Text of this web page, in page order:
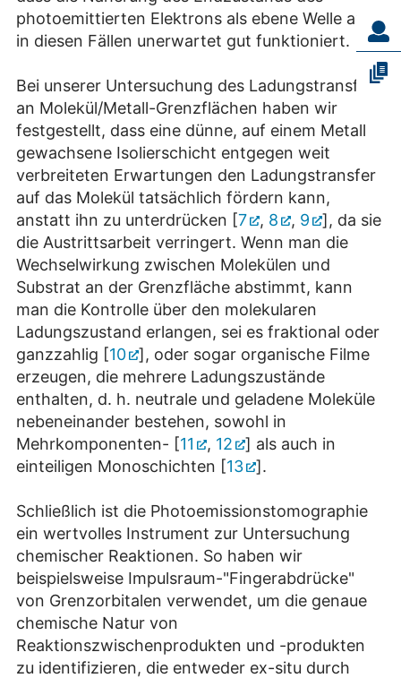
photoemittierten Elektrons als ebene Welle auch
in diesen Fällen unerwartet gut funktioniert.
Bei unserer Untersuchung des Ladungstransfers
an Molekül/Metall-Grenzflächen haben wir
festgestellt, dass eine dünne, auf einem Metall
gewachsene Isolierschicht entgegen weit
verbreiteten Erwartungen den Ladungstransfer
auf das Molekül tatsächlich fördern kann,
anstatt ihn zu unterdrücken [7 , 8 , 9
], da sie
die Austrittsarbeit verringert. Wenn man die
Wechselwirkung zwischen Molekülen und
Substrat an der Grenzfläche abstimmt, kann
man die Kontrolle über den molekularen
Ladungszustand erlangen, sei es fraktional oder
ganzzahlig [10
], oder sogar organische Filme
erzeugen, die mehrere Ladungszustände
enthalten, d. h. neutrale und geladene Moleküle
nebeneinander bestehen, sowohl in
Mehrkomponenten- [11 , 12
] als auch in
einteiligen Monoschichten [13 ].
Schließlich ist die Photoemissionstomographie
ein wertvolles Instrument zur Untersuchung
chemischer Reaktionen. So haben wir
beispielsweise Impulsraum-"Fingerabdrücke"
von Grenzorbitalen verwendet, um die genaue
chemische Natur von
Reaktionszwischenprodukten und -produkten
zu identifizieren, die entweder ex-situ durch